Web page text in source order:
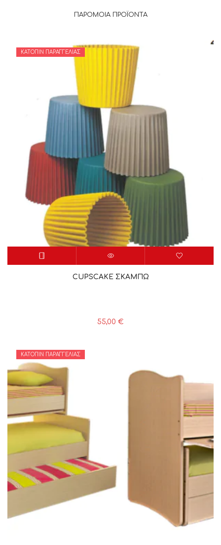
ΠΑΡΌΜΟΙΑ ΠΡΟΪΌΝΤΑ
ΚΑΤΌΠΙΝ ΠΑΡΑΓΓΕΛΊΑΣ
CUPSCAKE ΣΚΑΜΠΩ
55,00 €
ΚΑΤΌΠΙΝ ΠΑΡΑΓΓΕΛΊΑΣ